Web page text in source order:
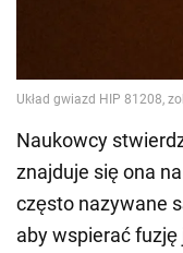
Naukowcy
znajduje się ona
często nazywane
aby wspierać